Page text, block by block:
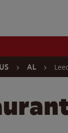
US AL